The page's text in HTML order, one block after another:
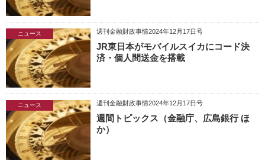
ニュース 週刊金融財政事情2024年12月17日号
JR東日本がモバイルスイカにコード決
済・個人間送金を搭載
ニュース 週刊金融財政事情2024年12月17日号
週間トピックス（金融庁、広島銀行 ほ
か）